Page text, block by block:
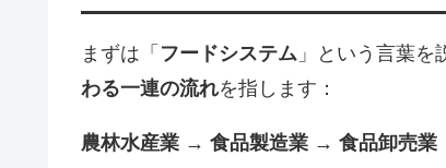
まずは「 フードシステム 」という言葉
わる一連の流れを指します：
農林水産業 → 食品製造業 → 食品卸売